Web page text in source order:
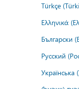
Türkçe
Ελληνικά
Български
Русский
Українська